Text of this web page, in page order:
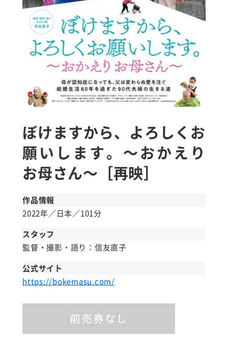
ぼけますから、よろしくお
願いします。～おかえり
お母さん～［再映］
作品情報
2022年／日本／101分
スタッフ
監督・撮影・語り：信友直子
公式サイト
https://bokemasu.com/